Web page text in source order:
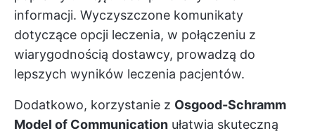
informacji. Wyczyszczone komunikaty
dotyczące opcji leczenia, w połączeniu z
wiarygodnością dostawcy, prowadzą do
lepszych wyników leczenia pacjentów.
Dodatkowo, korzystanie z Osgood-Schramm
Model of Communication ułatwia skuteczną